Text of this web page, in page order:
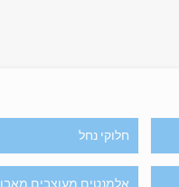
חלוקי נחל
אלמנטים מעוצבים מאבן